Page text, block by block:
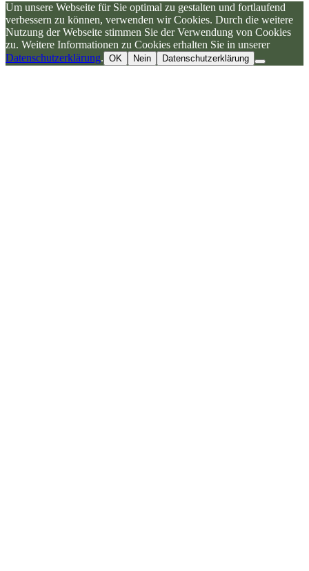
Um unsere Webseite für Sie optimal zu gestalten und fortlaufend
verbessern zu können, verwenden wir Cookies. Durch die weitere
Nutzung der Webseite stimmen Sie der Verwendung von Cookies
zu. Weitere Informationen zu Cookies erhalten Sie in unserer
Datenschutzerklärung. OK Nein Datenschutzerklärung